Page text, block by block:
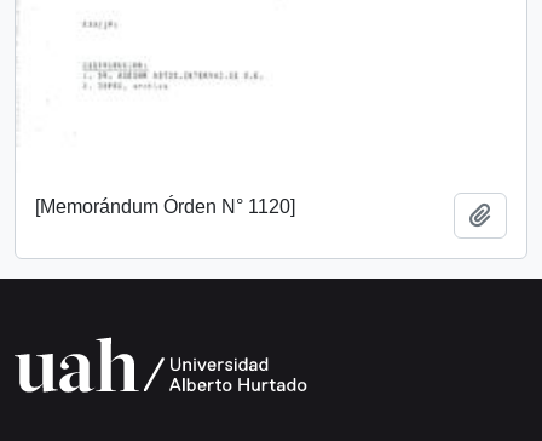
[Memorándum Órden N° 1120]